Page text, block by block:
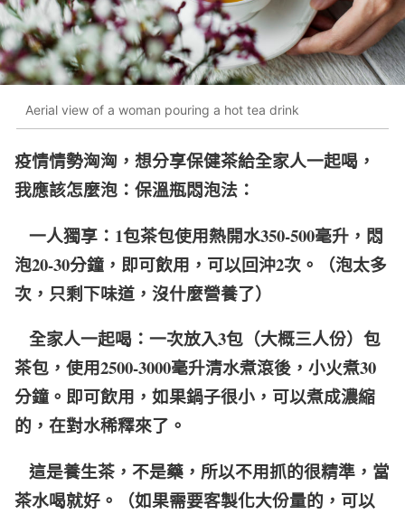
Aerial view of a woman pouring a hot tea drink
疫情情勢洶洶，想分享保健茶給全家人一起喝，
我應該怎麼泡：保溫瓶悶泡法：
一人獨享：1包茶包使用熱開水350-500毫升，悶
泡20-30分鐘，即可飲用，可以回沖2次。（泡太多
次，只剩下味道，沒什麼營養了）
全家人一起喝：一次放入3包（大概三人份）包
茶包，使用2500-3000毫升清水煮滾後，小火煮30
分鐘。即可飲用，如果鍋子很小，可以煮成濃縮
的，在對水稀釋來了。
這是養生茶，不是藥，所以不用抓的很精準，當
茶水喝就好。（如果需要客製化大份量的，可以